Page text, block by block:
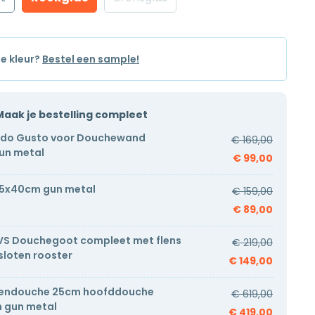
kleur? Bestel een sample!
je bestelling compleet
Gusto voor Douchewand
metal
€169,00
€ 99,00
gun metal €159,00
€ 89,00
Douchegoot compleet met flens
rooster
€219,00
€149,00
25cm hoofddouche
metal
€619,00
€ 419,00